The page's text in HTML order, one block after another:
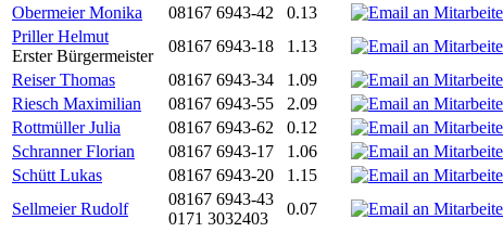
Obermeier Monika
08167 6943-42 0.13
Priller Helmut
Erster Bürgermeister
08167 6943-18 1.13
Reiser Thomas
08167 6943-34 1.09
Riesch Maximilian
08167 6943-55 2.09
Rottmüller Julia
08167 6943-62 0.12
Schranner Florian
08167 6943-17 1.06
Schütt Lukas
08167 6943-20 1.15
Sellmeier Rudolf
08167 6943-43
0171 3032403
0.07